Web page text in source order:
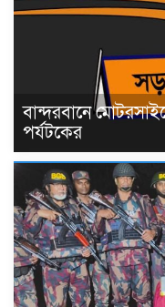
বান্দরবানে
পর্যটকের